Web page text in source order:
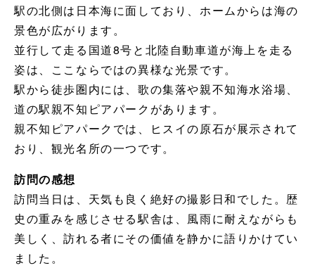
駅の北側は日本海に面しており、ホームからは海の
景色が広がります。
並行して走る国道8号と北陸自動車道が海上を走る
姿は、ここならではの異様な光景です。
駅から徒歩圏内には、歌の集落や親不知海水浴場、
道の駅親不知ピアパークがあります。
親不知ピアパークでは、ヒスイの原石が展示されて
おり、観光名所の一つです。
訪問の感想
訪問当日は、天気も良く絶好の撮影日和でした。歴
史の重みを感じさせる駅舎は、風雨に耐えながらも
美しく、訪れる者にその価値を静かに語りかけてい
ました。